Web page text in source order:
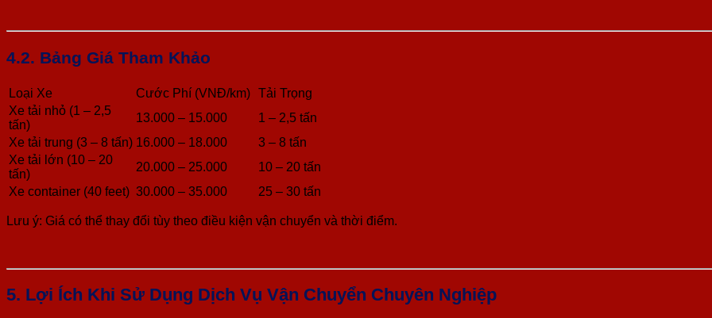
4.2. Bảng Giá Tham Khảo
Loại Xe Cước Phí (VNĐ/km)
Tải Trọng
Xe tải nhỏ (1 – 2,5
tấn)
13.000 – 15.000
1 – 2,5 tấn
Xe tải trung (3 – 8 tấn) 16.000 – 18.000
3 – 8 tấn
Xe tải lớn (10 – 20
tấn)
20.000 – 25.000
10 – 20 tấn
Xe container (40 feet) 30.000 – 35.000 25 – 30 tấn
Lưu ý: Giá có thể thay đổi tùy theo điều kiện vận chuyển và thời điểm.
5. Lợi Ích Khi Sử Dụng Dịch Vụ Vận Chuyển Chuyên Nghiệp